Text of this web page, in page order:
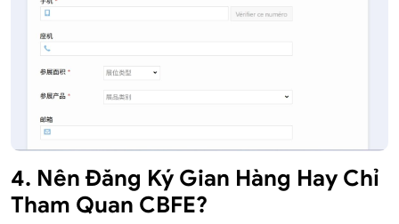
4. Nên Đăng Ký Gian Hàng Hay Chỉ
Tham Quan CBFE?